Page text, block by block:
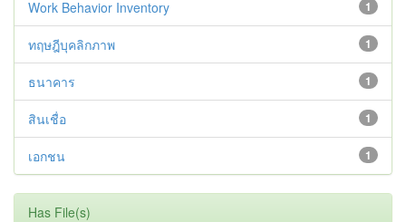
1
Work Behavior Inventory
1
ทฤษฎีบุคลิกภาพ
1
ธนาคาร
1
สินเชื่อ
1
เอกชน
Has File(s)